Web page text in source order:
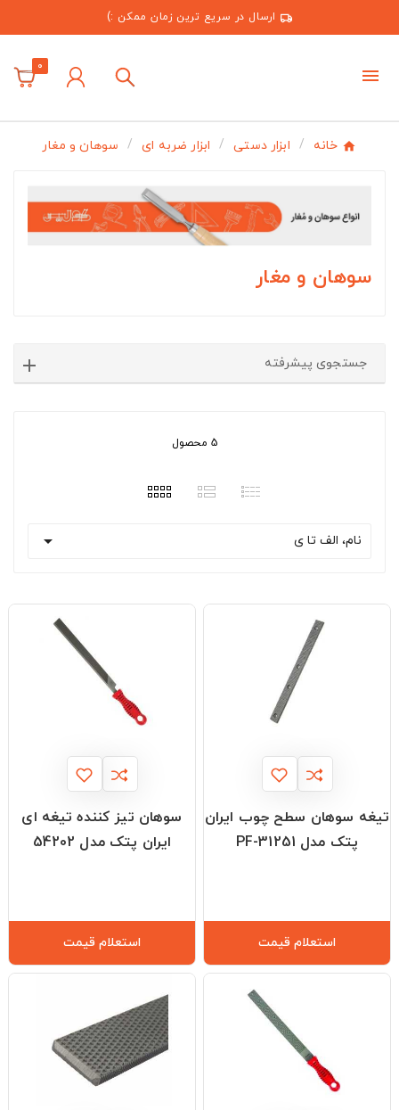
ارسال در سریع ترین زمان ممکن :)
0
خانه ابزار دستی ابزار ضربه ای سوهان و مغار
سوهان و مغار
جستجوی پیشرفته
5 محصول
نام، الف تا ی 
تیغه سوهان سطح چوب ایران
پتک مدل PF-31251
استعلام قیمت
سوهان تیز کننده تیغه ای
ایران پتک مدل 54202
استعلام قیمت